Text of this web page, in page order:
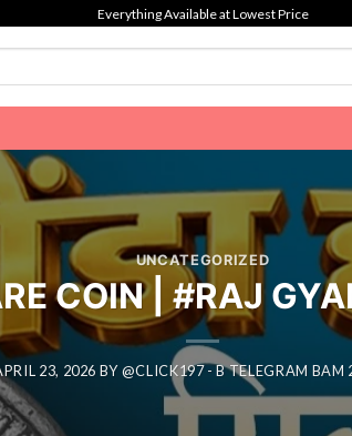
Everything Available at Lowest Price
UNCATEGORIZED
COIN | #RAJ
23, 2026 BY@CLICK197 - B TELEGRAM BAM